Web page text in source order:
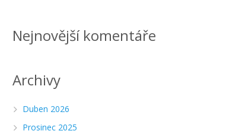
Nejnovější komentáře
Archivy
Duben 2026
Prosinec 2025